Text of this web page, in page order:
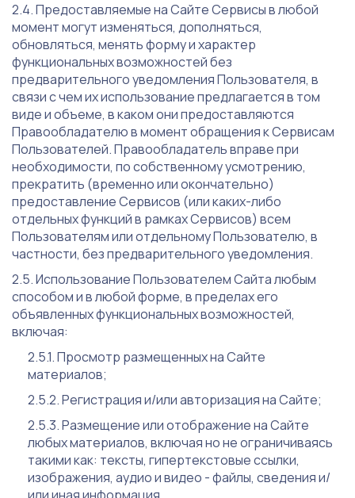
Предоставляемые на Сайте Сервисы в любой
момент могут изменяться, дополняться,
обновляться, менять форму и характер
функциональных возможностей без
предварительного уведомления Пользователя, в
связи с чем их использование предлагается в том
виде и объеме, в каком они предоставляются
Правообладателю в момент обращения к Сервисам
Пользователей. Правообладатель вправе при
необходимости, по собственному усмотрению,
прекратить (временно или окончательно)
предоставление Сервисов (или каких-либо
отдельных функций в рамках Сервисов) всем
Пользователям или отдельному Пользователю, в
частности, без предварительного уведомления.
Использование Пользователем Сайта любым
способом и в любой форме, в пределах его
объявленных функциональных возможностей,
включая:
Просмотр размещенных на Сайте
материалов;
Регистрация и/или авторизация на Сайте;
Размещение или отображение на Сайте
любых материалов, включая но не ограничиваясь
такими как: тексты, гипертекстовые ссылки,
изображения, аудио и видео - файлы, сведения и/